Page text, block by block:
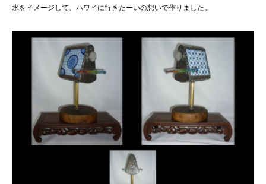
氷をイメージして、ハワイに行きたーいの想いで作りました。